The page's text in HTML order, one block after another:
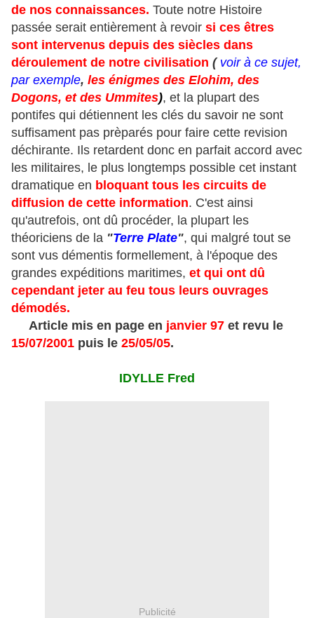
de nos connaissances. Toute notre Histoire
passée serait entièrement à revoir si ces êtres
sont intervenus depuis des siècles dans
déroulement de notre civilisation ( voir à ce sujet,
par exemple, les énigmes des Elohim, des
Dogons, et des Ummites), et la plupart des
pontifes qui détiennent les clés du savoir ne sont
suffisament pas prèparés pour faire cette revision
déchirante. Ils retardent donc en parfait accord avec
les militaires, le plus longtemps possible cet instant
dramatique en bloquant tous les circuits de
diffusion de cette information. C'est ainsi
qu'autrefois, ont dû procéder, la plupart les
théoriciens de la "Terre Plate", qui malgré tout se
sont vus démentis formellement, à l'époque des
grandes expéditions maritimes, et qui ont dû
cependant jeter au feu tous leurs ouvrages
démodés.
Article mis en page en janvier 97 et revu le
15/07/2001 puis le 25/05/05.
IDYLLE Fred
Publicité